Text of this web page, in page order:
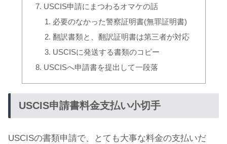
USCIS申請にまつわるオマケの話
必要のなかった警察証明書(無罪証明書)
翻訳書類と、翻訳証明書は第三者が対応
USCISに発送する書類のコピー
USCISへ申請書を提出して一段落
USCIS申請書料金支払い小切手
USCISの書類申請で、とても大事な料金の支払いだ